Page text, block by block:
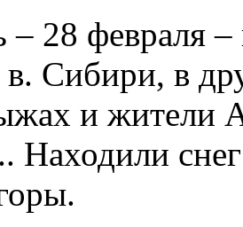
– 28 февраля
в. Сибири, в
и жители
снег